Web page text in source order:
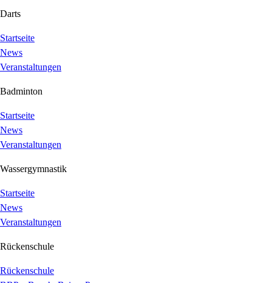
Darts
Startseite
News
Veranstaltungen
Badminton
Startseite
News
Veranstaltungen
Wassergymnastik
Startseite
News
Veranstaltungen
Rückenschule
Rückenschule